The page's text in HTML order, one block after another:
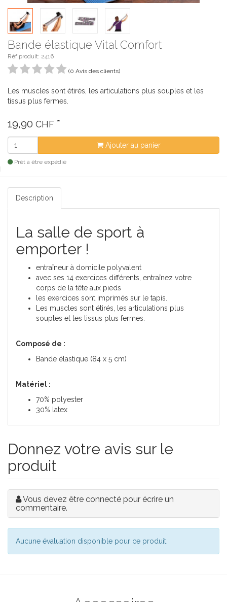
Bande élastique Vital Comfort
Réf produit: 2416
(0 Avis des clients)
Les muscles sont étirés, les articulations plus souples et les
tissus plus fermes.
19,90 CHF *
Ajouter au panier
Prêt à être expédié
Description
La salle de sport à
emporter !
entraîneur à domicile polyvalent
avec ses 14 exercices différents, entraînez votre
corps de la tête aux pieds
les exercices sont imprimés sur le tapis.
Les muscles sont étirés, les articulations plus
souples et les tissus plus fermes.
Composé de :
Bande élastique (84 x 5 cm)
Matériel :
70% polyester
30% latex
Donnez votre avis sur le
produit
Vous devez être connecté pour écrire un
commentaire.
Aucune évaluation disponible pour ce produit.